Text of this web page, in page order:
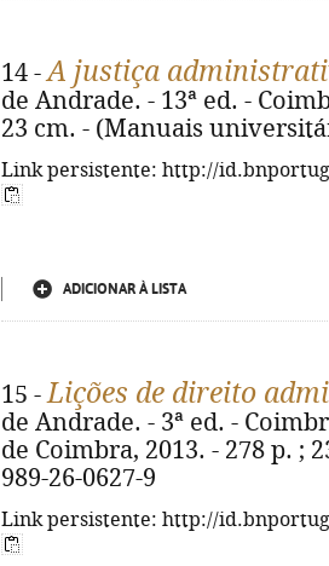
14 -A justiça
de Andrade. - 13ª ed. -
23 cm. - (Manuais
Link persistente: http://
ADICIONAR À LISTA
15 -Lições de direito
de Andrade. - 3ª ed. -
de Coimbra, 2013. - 278 p. ;
989-26-0627-9
Link persistente: http://